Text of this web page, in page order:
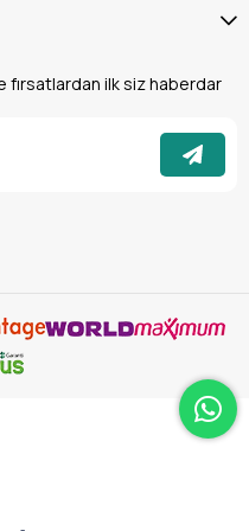
contaları ve keçeleri
doğal yollarla şişmesini ve
hafif ticari araçlar
olduğundan emin
ürününü
doğrudan motor yağına
fırsatlardan ilk siz haberdar